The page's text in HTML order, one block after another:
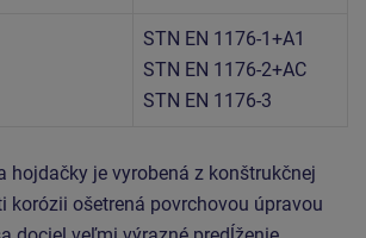
STN EN 1176-1+A1
STN EN 1176-2+AC
STN EN 1176-3
hojdačky je vyrobená z konštrukčnej
korózii ošetrená povrchovou úpravou